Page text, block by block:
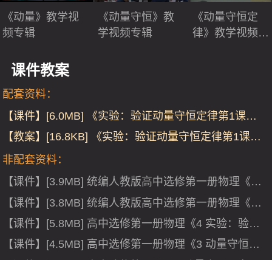
《动量》教学视
频专辑
《动量守恒》教
学视频专辑
《动量守恒定
律》教学视频专
课件教案
配套资料：
【课件】[6.0MB] 《实验：验证动量守恒定律第1课
时》人教版高中物理选择性必修一-课件
【教案】[16.8KB] 《实验：验证动量守恒定律第1课
非配套资料：
【课件】[3.9MB] 统编人教版高中选修第一册物理《4
实验：验证动量守恒定律》集体备课ppt课件.ppt
【课件】[3.8MB] 统编人教版高中选修第一册物理《3
动量守恒定律》集体备课ppt课件.ppt
【课件】[5.8MB] 高中选修第一册物理《4 实验：验证
动量守恒定律》获奖说课课件ppt.ppt
【课件】[4.5MB] 高中选修第一册物理《3 动量守恒定